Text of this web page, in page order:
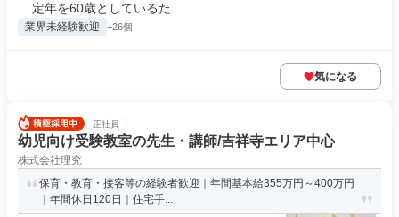
定年を60歳としているた...
業界未経験歓迎 +26個
気になる
正社員
幼児向け受験教室の先生・講師/吉祥寺エリア中心
株式会社理究
保育・教育・接客等の経験者歓迎｜年間基本給355万円～400万円
｜年間休日120日｜住宅手...